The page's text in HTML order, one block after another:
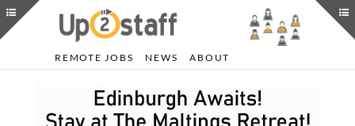
REMOTE JOBS NEWS ABOUT